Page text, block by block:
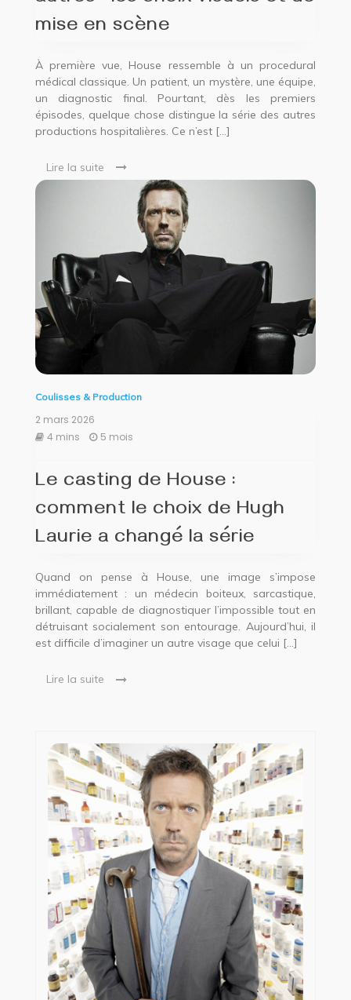
mise en scène
À première vue, House ressemble à un procedural
médical classique. Un patient, un mystère, une équipe,
un diagnostic final. Pourtant, dès les premiers
épisodes, quelque chose distingue la série des autres
productions hospitalières. Ce n’est […]
Lire la suite
Coulisses & Production
2 mars 2026
4 mins
5 mois
Le casting de House :
comment le choix de Hugh
Laurie a changé la série
Quand on pense à House, une image s’impose
immédiatement : un médecin boiteux, sarcastique,
brillant, capable de diagnostiquer l’impossible tout en
détruisant socialement son entourage. Aujourd’hui, il
est difficile d’imaginer un autre visage que celui […]
Lire la suite